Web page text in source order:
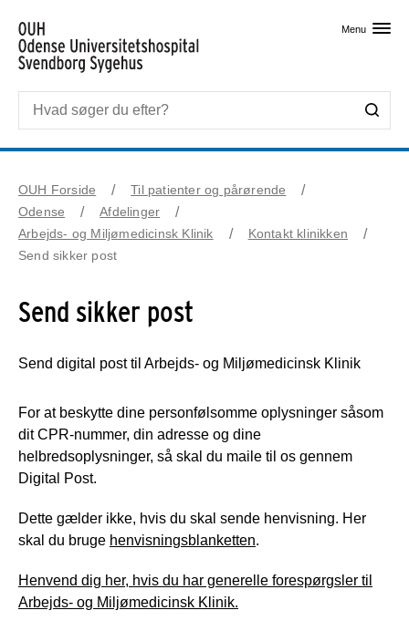
Menu
OUH Forside
Til patienter og pårørende
Odense
Afdelinger
Arbejds- og Miljømedicinsk Klinik
Kontakt klinikken
Send sikker post
Send sikker post
Send digital post til Arbejds- og Miljømedicinsk Klinik
For at beskytte dine personfølsomme oplysninger såsom
dit CPR-nummer, din adresse og dine
helbredsoplysninger, så skal du maile til os gennem
Digital Post.
Dette gælder ikke, hvis du skal sende henvisning. Her
skal du bruge henvisningsblanketten.
Henvend dig her, hvis du har generelle forespørgsler til
Arbejds- og Miljømedicinsk Klinik.